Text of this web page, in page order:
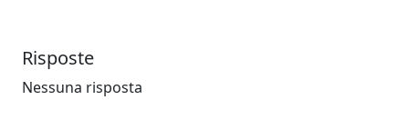
Risposte
Nessuna risposta